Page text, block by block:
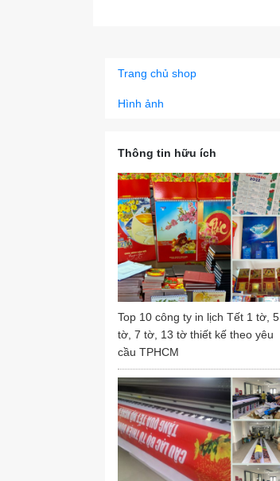
Trang chủ shop
Hình ảnh
Thông tin hữu ích
Top 10 công ty in lịch Tết 1 tờ, 5
tờ, 7 tờ, 13 tờ thiết kế theo yêu
cầu TPHCM